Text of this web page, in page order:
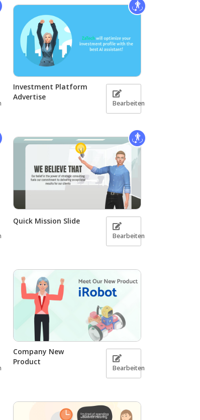
Investment Platform
Advertise
Bearbeiten
Quick Mission Slide
Bearbeiten
Company New
Product
Bearbeiten